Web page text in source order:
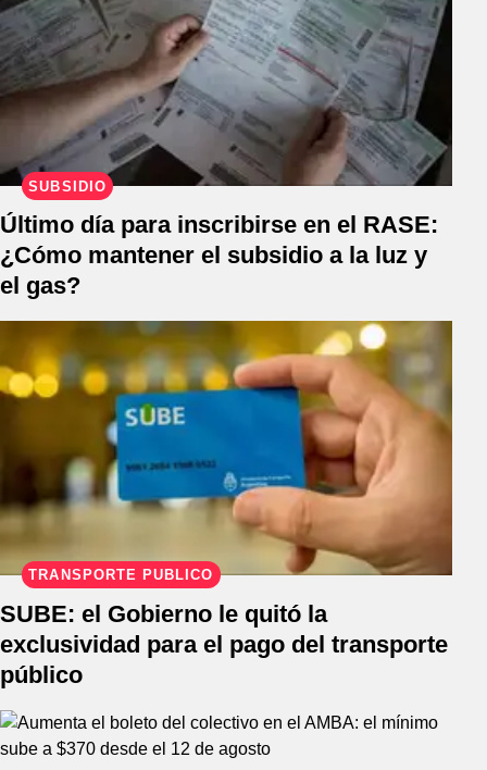
SUBSIDIO
Último día para inscribirse en el RASE:
¿Cómo mantener el subsidio a la luz y
el gas?
TRANSPORTE PÚBLICO
SUBE: el Gobierno le quitó la
exclusividad para el pago del transporte
público